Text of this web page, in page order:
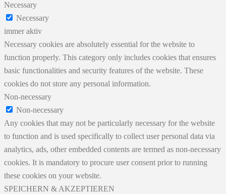
Necessary
Necessary
immer aktiv
Necessary cookies are absolutely essential for the website to
function properly. This category only includes cookies that ensures
basic functionalities and security features of the website. These
cookies do not store any personal information.
Non-necessary
Non-necessary
Any cookies that may not be particularly necessary for the website
to function and is used specifically to collect user personal data via
analytics, ads, other embedded contents are termed as non-necessary
cookies. It is mandatory to procure user consent prior to running
these cookies on your website.
SPEICHERN & AKZEPTIEREN